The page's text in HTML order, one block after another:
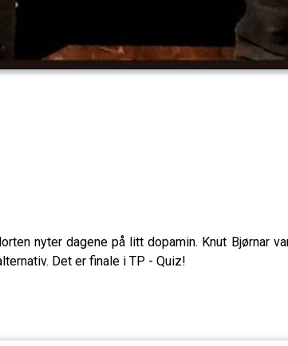
nyter dagene på litt dopamin. Knut Bjørnar
Det er finale i TP - Quiz!